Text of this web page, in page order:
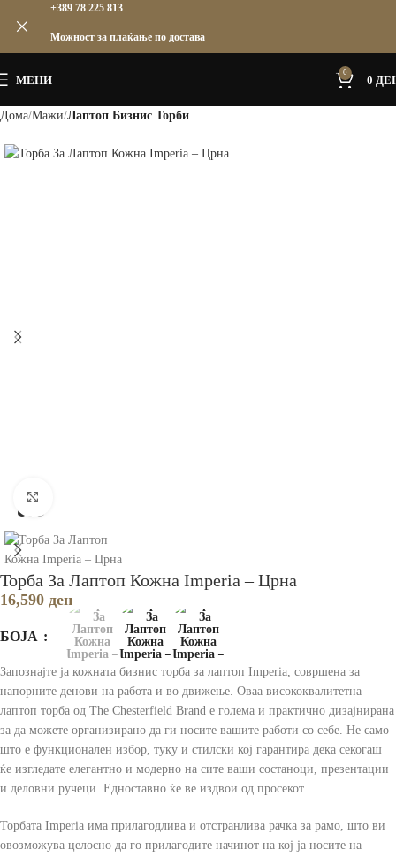
МЕНИ
0
0
Дома Мажи Лаптоп Бизнис Торби
Торба За Лаптоп Кожна Imperia – Црна
16,590 ден
БОЈА
Запознајте ја кожната бизнис торба за лаптоп Imperia, совршена за
напорните денови на работа и во движење. Оваа висококвалитетна
лаптоп торба од The ​​Chesterfield Brand е голема и практично дизајнирана
за да можете организирано да ги носите вашите работи со себе. Не само
што е функционален избор, туку и стилски кој гарантира дека секогаш
ќе изгледате елегантно и модерно на сите ваши состаноци, презентации
и деловни ручеци. Едноставно ќе ве издвои од просекот.
Торбата Imperia има прилагодлива и отстранлива рачка за рамо, што ви
овозможува целосно да го прилагодите начинот на кој ја носите на
+389 78 225 813
Можност за плаќање по достава